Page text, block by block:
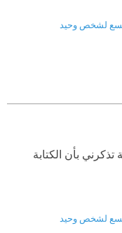
لشخص وحيد
بأن الكتابة
لشخص وحيد